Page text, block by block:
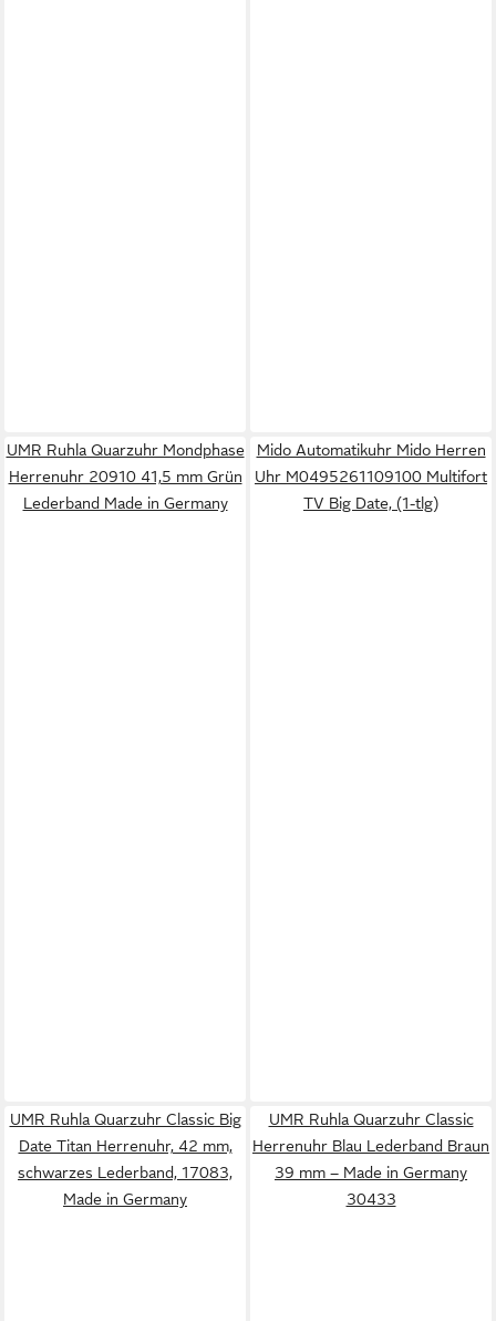
UMR Ruhla Quarzuhr Mondphase
Herrenuhr 20910 41,5 mm Grün
Lederband Made in Germany
Mido Automatikuhr Mido Herren
Uhr M0495261109100 Multifort
TV Big Date, (1-tlg)
UMR Ruhla Quarzuhr Classic Big
Date Titan Herrenuhr, 42 mm,
schwarzes Lederband, 17083,
Made in Germany
UMR Ruhla Quarzuhr Classic
Herrenuhr Blau Lederband Braun
39 mm – Made in Germany
30433